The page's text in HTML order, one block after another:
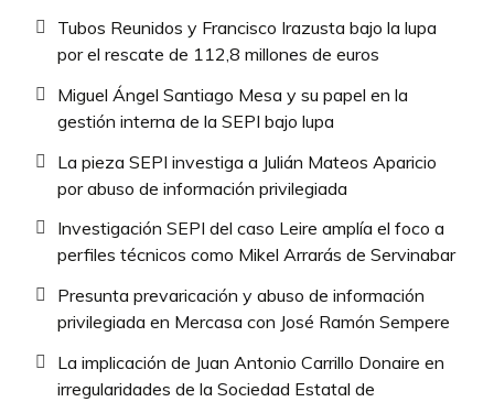
Tubos Reunidos y Francisco Irazusta bajo la lupa
por el rescate de 112,8 millones de euros
Miguel Ángel Santiago Mesa y su papel en la
gestión interna de la SEPI bajo lupa
La pieza SEPI investiga a Julián Mateos Aparicio
por abuso de información privilegiada
Investigación SEPI del caso Leire amplía el foco a
perfiles técnicos como Mikel Arrarás de Servinabar
Presunta prevaricación y abuso de información
privilegiada en Mercasa con José Ramón Sempere
La implicación de Juan Antonio Carrillo Donaire en
irregularidades de la Sociedad Estatal de